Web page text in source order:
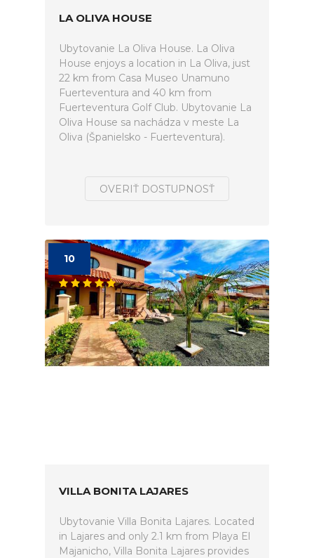
LA OLIVA HOUSE
Ubytovanie La Oliva House. La Oliva
House enjoys a location in La Oliva, just
22 km from Casa Museo Unamuno
Fuerteventura and 40 km from
Fuerteventura Golf Club. Ubytovanie La
Oliva House sa nachádza v meste La
Oliva (Španielsko - Fuerteventura).
OVERIŤ DOSTUPNOSŤ
10
VILLA BONITA LAJARES
Ubytovanie Villa Bonita Lajares. Located
in Lajares and only 2.1 km from Playa El
Majanicho, Villa Bonita Lajares provides